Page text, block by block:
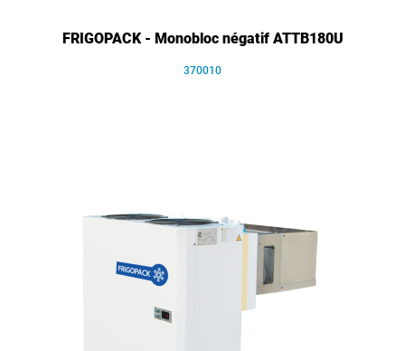
FRIGOPACK - Monobloc négatif ATTB180U
370010